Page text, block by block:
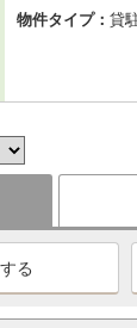
物件タイプ： 貸